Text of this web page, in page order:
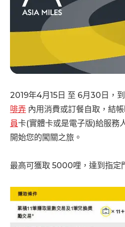
2019年4月15日 至 6月30日，到
啡弄 內用消費或訂餐自取，結
員卡(實體卡或是電子版)給服務
開始您的闖關之旅。
最高可獲取 5000哩，達到指定